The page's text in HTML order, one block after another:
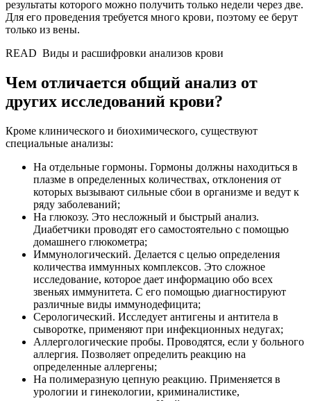
результаты которого можно получить только недели через две.
Для его проведения требуется много крови, поэтому ее берут
только из вены.
READ Виды и расшифровки анализов крови
Чем отличается общий анализ от
других исследований крови?
Кроме клинического и биохимического, существуют
специальные анализы:
На отдельные гормоны. Гормоны должны находиться в
плазме в определенных количествах, отклонения от
которых вызывают сильные сбои в организме и ведут к
ряду заболеваний;
На глюкозу. Это несложный и быстрый анализ.
Диабетчики проводят его самостоятельно с помощью
домашнего глюкометра;
Иммунологический. Делается с целью определения
количества иммунных комплексов. Это сложное
исследование, которое дает информацию обо всех
звеньях иммунитета. С его помощью диагностируют
различные виды иммунодефицита;
Серологический. Исследует антигены и антитела в
сыворотке, применяют при инфекционных недугах;
Аллергологические пробы. Проводятся, если у больного
аллергия. Позволяет определить реакцию на
определенные аллергены;
На полимеразную цепную реакцию. Применяется в
урологии и гинекологии, криминалистике,